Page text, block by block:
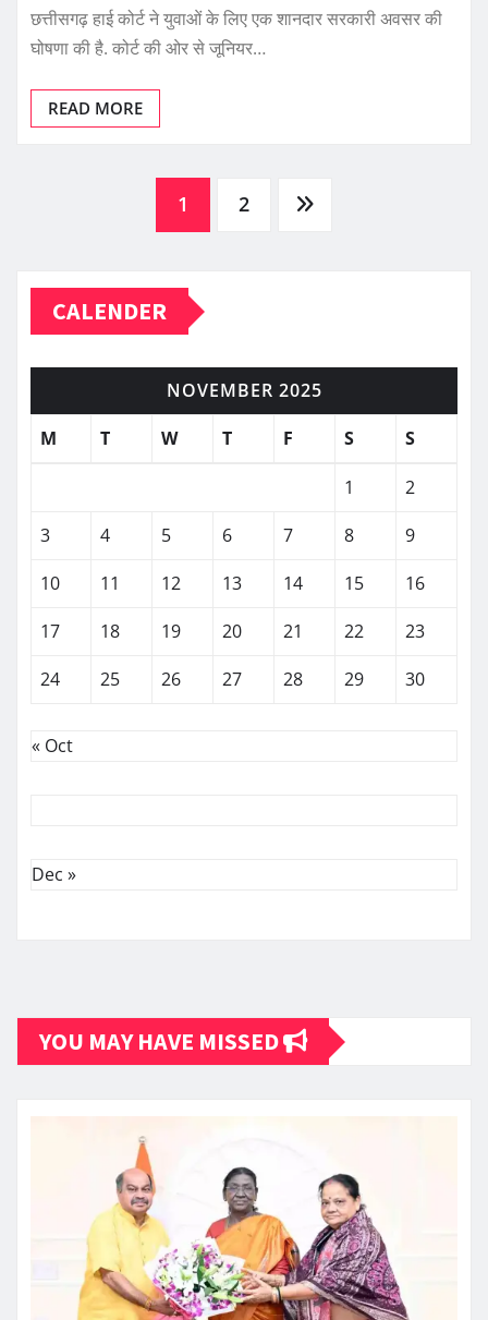
छत्तीसगढ़ हाई कोर्ट ने युवाओं के लिए एक शानदार सरकारी अवसर की
घोषणा की है. कोर्ट की ओर से जूनियर…
READ MORE
pagination
1 2
CALENDER
NOVEMBER 2025
M
T W T F S S
1
2
3
4 5 6 7 8
9
10
11 12 13 14 15
16
17
18 19 20 21 22
23
24
25 26 27 28 29 30
« Oct
Dec »
YOU MAY HAVE MISSED